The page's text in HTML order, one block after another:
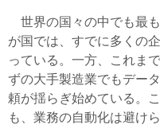
世界の国々の中でも最
が国では、すでに多くの
っている。一方、これま
ずの大手製造業でもデー
頼が揺らぎ始めている。
も、業務の自動化は避けら